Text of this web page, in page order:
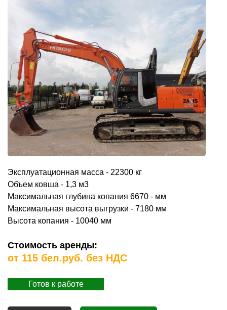
Эксплуатационная масса - 22300 кг
Объем ковша - 1,3 м3
Максимальная глубина копания 6670 - мм
Максимальная высота выгрузки - 7180 мм
Высота копания - 10040 мм
Стоимость аренды:
от 115 бел.руб. без НДС
Готов к работе